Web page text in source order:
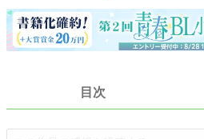
更新日時 2024.07.19 21:30
初回公開日時 2024.05.04 22:16
0 pt (228,933 位)
目次